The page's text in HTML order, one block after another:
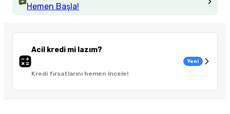
Hemen Başla!
Acil kredi mi lazım?
Kredi fırsatlarını hemen incele!
Yeni